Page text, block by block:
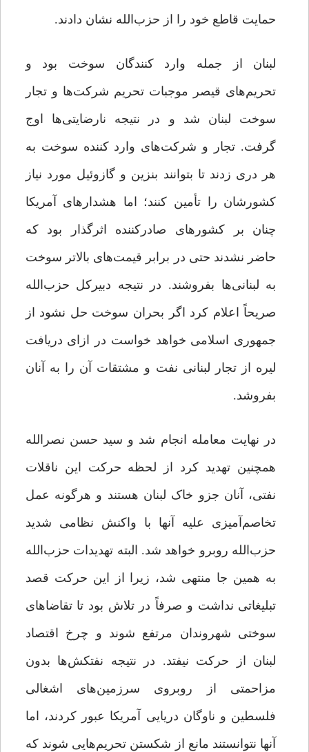
‌حمایت قاطع خود را از حزب‌الله نشان دادند.
لبنان از جمله وارد کنندگان سوخت بود و
تحریم‌های قیصر موجبات تحریم شرکت‌ها و تجار
سوخت لبنان شد و در نتیجه نارضایتی‌ها اوج
گرفت. تجار و شرکت‌های وارد کننده سوخت به
هر دری زدند تا بتوانند بنزین و گازوئیل مورد نیاز
کشورشان را تأمین کنند؛ اما هشدارهای آمریکا
چنان بر کشورهای صادرکننده اثرگذار بود که
حاضر نشدند حتی در برابر قیمت‌های بالاتر سوخت
به لبنانی‌ها بفروشند. در نتیجه دبیرکل حزب‌الله
صریحاً اعلام کرد اگر بحران سوخت حل نشود از
جمهوری اسلامی خواهد خواست در ازای دریافت
لیره از تجار لبنانی نفت و مشتقات آن را به آنان
بفروشد.
در نهایت معامله انجام شد و سید حسن نصرالله
همچنین تهدید کرد از لحظه حرکت این ناقلات
نفتی، آنان جزو خاک لبنان هستند و هرگونه عمل
تخاصم‌آمیزی علیه آنها با واکنش نظامی شدید
حزب‌الله روبرو خواهد شد. البته تهدیدات حزب‌الله
به همین‌ جا منتهی شد، زیرا از این حرکت قصد
تبلیغاتی نداشت و صرفاً در تلاش بود تا تقاضاهای
سوختی شهروندان مرتفع شوند و چرخ اقتصاد
لبنان از حرکت نیفتد. در نتیجه نفتکش‌ها بدون
مزاحمتی از روبروی سرزمین‌های اشغالی
فلسطین و ناوگان دریایی آمریکا عبور کردند، اما
آنها نتوانستند مانع از شکستن تحریم‌هایی شوند که